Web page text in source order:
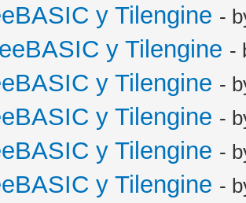
y Tilengine -
y Tilengine -
y Tilengine -
y Tilengine -
y Tilengine -
y Tilengine -